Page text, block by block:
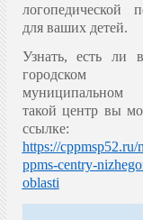
логопедической
для ваших детей.
Узнать, есть ли
муниципальном
такой центр вы
ссылке:
https://
ppms-centry-
oblasti